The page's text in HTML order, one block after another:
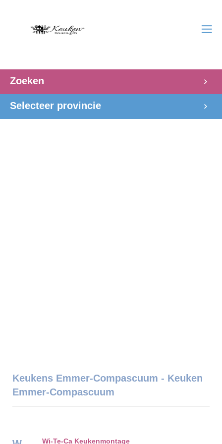
Zoeken
Selecteer provincie
Keukens Emmer-Compascuum - Keuken
Emmer-Compascuum
Wi-Te-Ca Keukenmontage